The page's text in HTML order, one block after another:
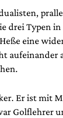
drei Typen
eine
aufeinander
Er ist mit
Golflehrer